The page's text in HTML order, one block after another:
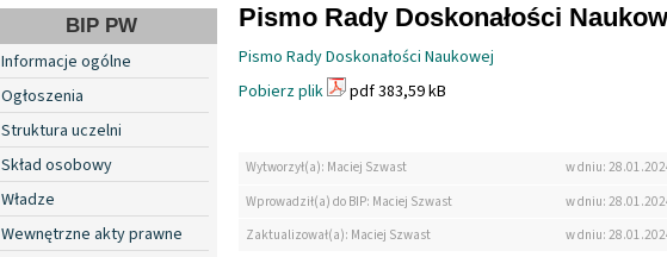
BIP PW
Informacje ogólne
Ogłoszenia
Struktura uczelni
Skład osobowy
Władze
Wewnętrzne akty prawne
Pismo Rady Doskonałości
Pismo Rady Doskonałości Naukowej
Pobierz plik
pdf 383,59 kB
Wytworzył(a): Maciej Szwast
w dniu:
Wprowadził(a) do BIP: Maciej Szwast
w dniu:
Zaktualizował(a): Maciej Szwast
w dniu: